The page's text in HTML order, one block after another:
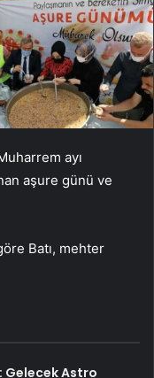
ayı
aşure günü ve
Batı, mehter
Gelecek Astro